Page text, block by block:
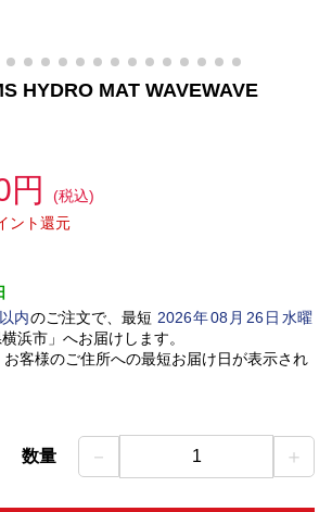
HYDRO MAT WAVEWAVE
円
(税込)
ント還元
内のご注文で、最短 2026年08 月 26日水曜
浜市」 へお届けします。
お客様のご住所への最短お届け日が表示され
数量 － 1 ＋